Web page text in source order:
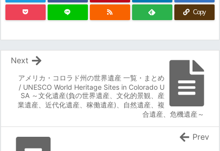
Copy
アメリカ・コロラド州の世界遺産 一覧・まとめ
/ UNESCO World Heritage Sites in Colorado U
SA ～文化遺産(負の世界遺産、文化的景観、産
業遺産、近代化遺産、稼働遺産)、自然遺産、複
合遺産、危機遺産～
Next
Prev